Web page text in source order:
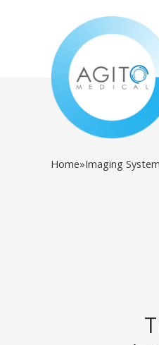
Home»Imaging